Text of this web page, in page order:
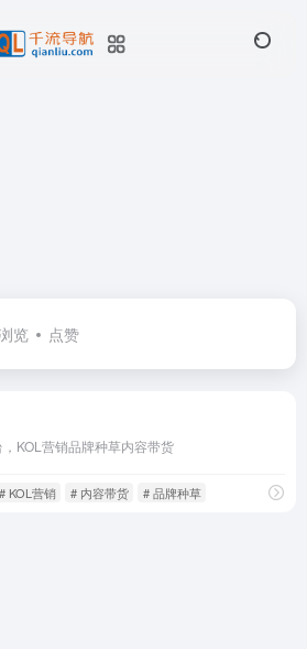
览 点赞
KOL营销品牌种草内容带货
# KOL营销 # 内容带货 # 品牌种草